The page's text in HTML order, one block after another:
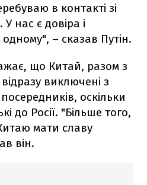
в контакті зі
нас є довіра і
– сказав Путін.
що Китай, разом з
виключені з
оскільки
до Росії. "Більше того,
мати славу
він.